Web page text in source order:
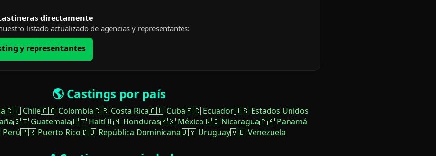
directamente
listado actualizado de agencias y representantes:
y representantes
🌎 Castings por país
🇨🇱 Chile🇨🇴 Colombia🇨🇷 Costa Rica🇨🇺 Cuba🇪🇨 Ecuador🇺🇸 Estados Unidos
🇬🇹 Guatemala🇭🇹 Haití🇭🇳 Honduras🇲🇽 México🇳🇮 Nicaragua🇵🇦 Panamá
🇵🇷 Puerto Rico🇩🇴 República Dominicana🇺🇾 Uruguay🇻🇪 Venezuela